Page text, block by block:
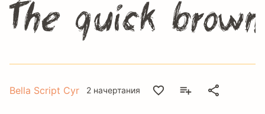
The quick
Bella Script Cyr 2 начертания